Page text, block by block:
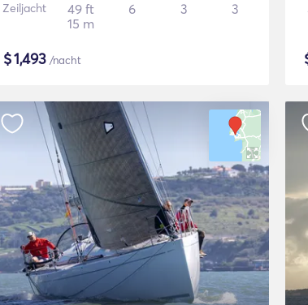
Zeiljacht
49 ft
15 m
6 3 3
$1,493 /nacht